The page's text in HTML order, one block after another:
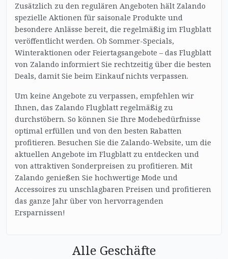
Zusätzlich zu den regulären Angeboten hält Zalando
spezielle Aktionen für saisonale Produkte und
besondere Anlässe bereit, die regelmäßig im Flugblatt
veröffentlicht werden. Ob Sommer-Specials,
Winteraktionen oder Feiertagsangebote – das Flugblatt
von Zalando informiert Sie rechtzeitig über die besten
Deals, damit Sie beim Einkauf nichts verpassen.
Um keine Angebote zu verpassen, empfehlen wir
Ihnen, das Zalando Flugblatt regelmäßig zu
durchstöbern. So können Sie Ihre Modebedürfnisse
optimal erfüllen und von den besten Rabatten
profitieren. Besuchen Sie die Zalando-Website, um die
aktuellen Angebote im Flugblatt zu entdecken und
von attraktiven Sonderpreisen zu profitieren. Mit
Zalando genießen Sie hochwertige Mode und
Accessoires zu unschlagbaren Preisen und profitieren
das ganze Jahr über von hervorragenden
Ersparnissen!
Alle Geschäfte